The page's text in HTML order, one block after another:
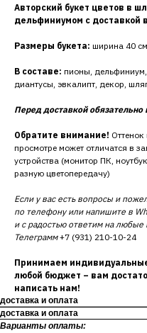
Авторский букет цветов в
дельфиниумом с доставкой
Размеры букета: ширина 40
В составе: пионы,
диантусы, эвкалипт, декор,
Перед доставкой
Обратите внимание!
просмотре может отличатся в
устройства (монитор ПК,
разную цветопередачу)
Если у вас есть вопросы и
по телефону или напишите в
и с радостью ответим на
Телеграмм+7 (931) 210-10-24
Принимаем
любой бюджет – вам
написать нам!
доставка и оплата
доставка и оплата
Варианты оплаты: